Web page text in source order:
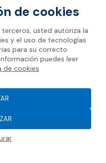
de cookies
usted autoriza la
y el uso de tecnologías
para su correcto
puedes leer
de cookies